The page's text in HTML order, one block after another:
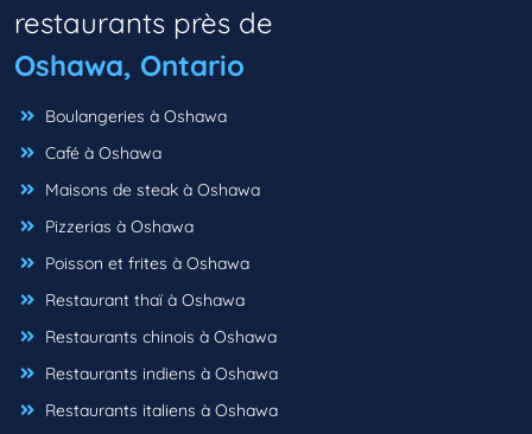
restaurants près de
Oshawa, Ontario
Boulangeries à Oshawa
Café à Oshawa
Maisons de steak à Oshawa
Pizzerias à Oshawa
Poisson et frites à Oshawa
Restaurant thaï à Oshawa
Restaurants chinois à Oshawa
Restaurants indiens à Oshawa
Restaurants italiens à Oshawa